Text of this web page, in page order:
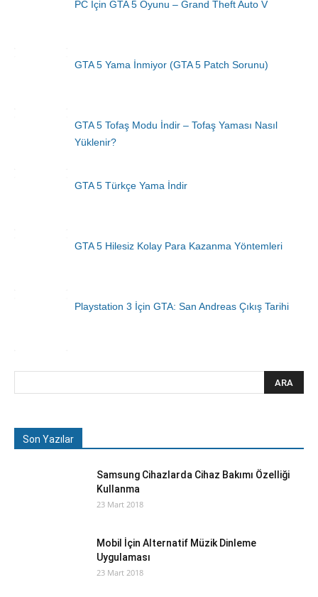
PC İçin GTA 5 Oyunu – Grand Theft Auto V
GTA 5 Yama İnmiyor (GTA 5 Patch Sorunu)
GTA 5 Tofaş Modu İndir – Tofaş Yaması Nasıl
Yüklenir?
GTA 5 Türkçe Yama İndir
GTA 5 Hilesiz Kolay Para Kazanma Yöntemleri
Playstation 3 İçin GTA: San Andreas Çıkış Tarihi
Son Yazılar
Samsung Cihazlarda Cihaz Bakımı Özelliği
Kullanma
23 Mart 2018
Mobil İçin Alternatif Müzik Dinleme
Uygulaması
23 Mart 2018